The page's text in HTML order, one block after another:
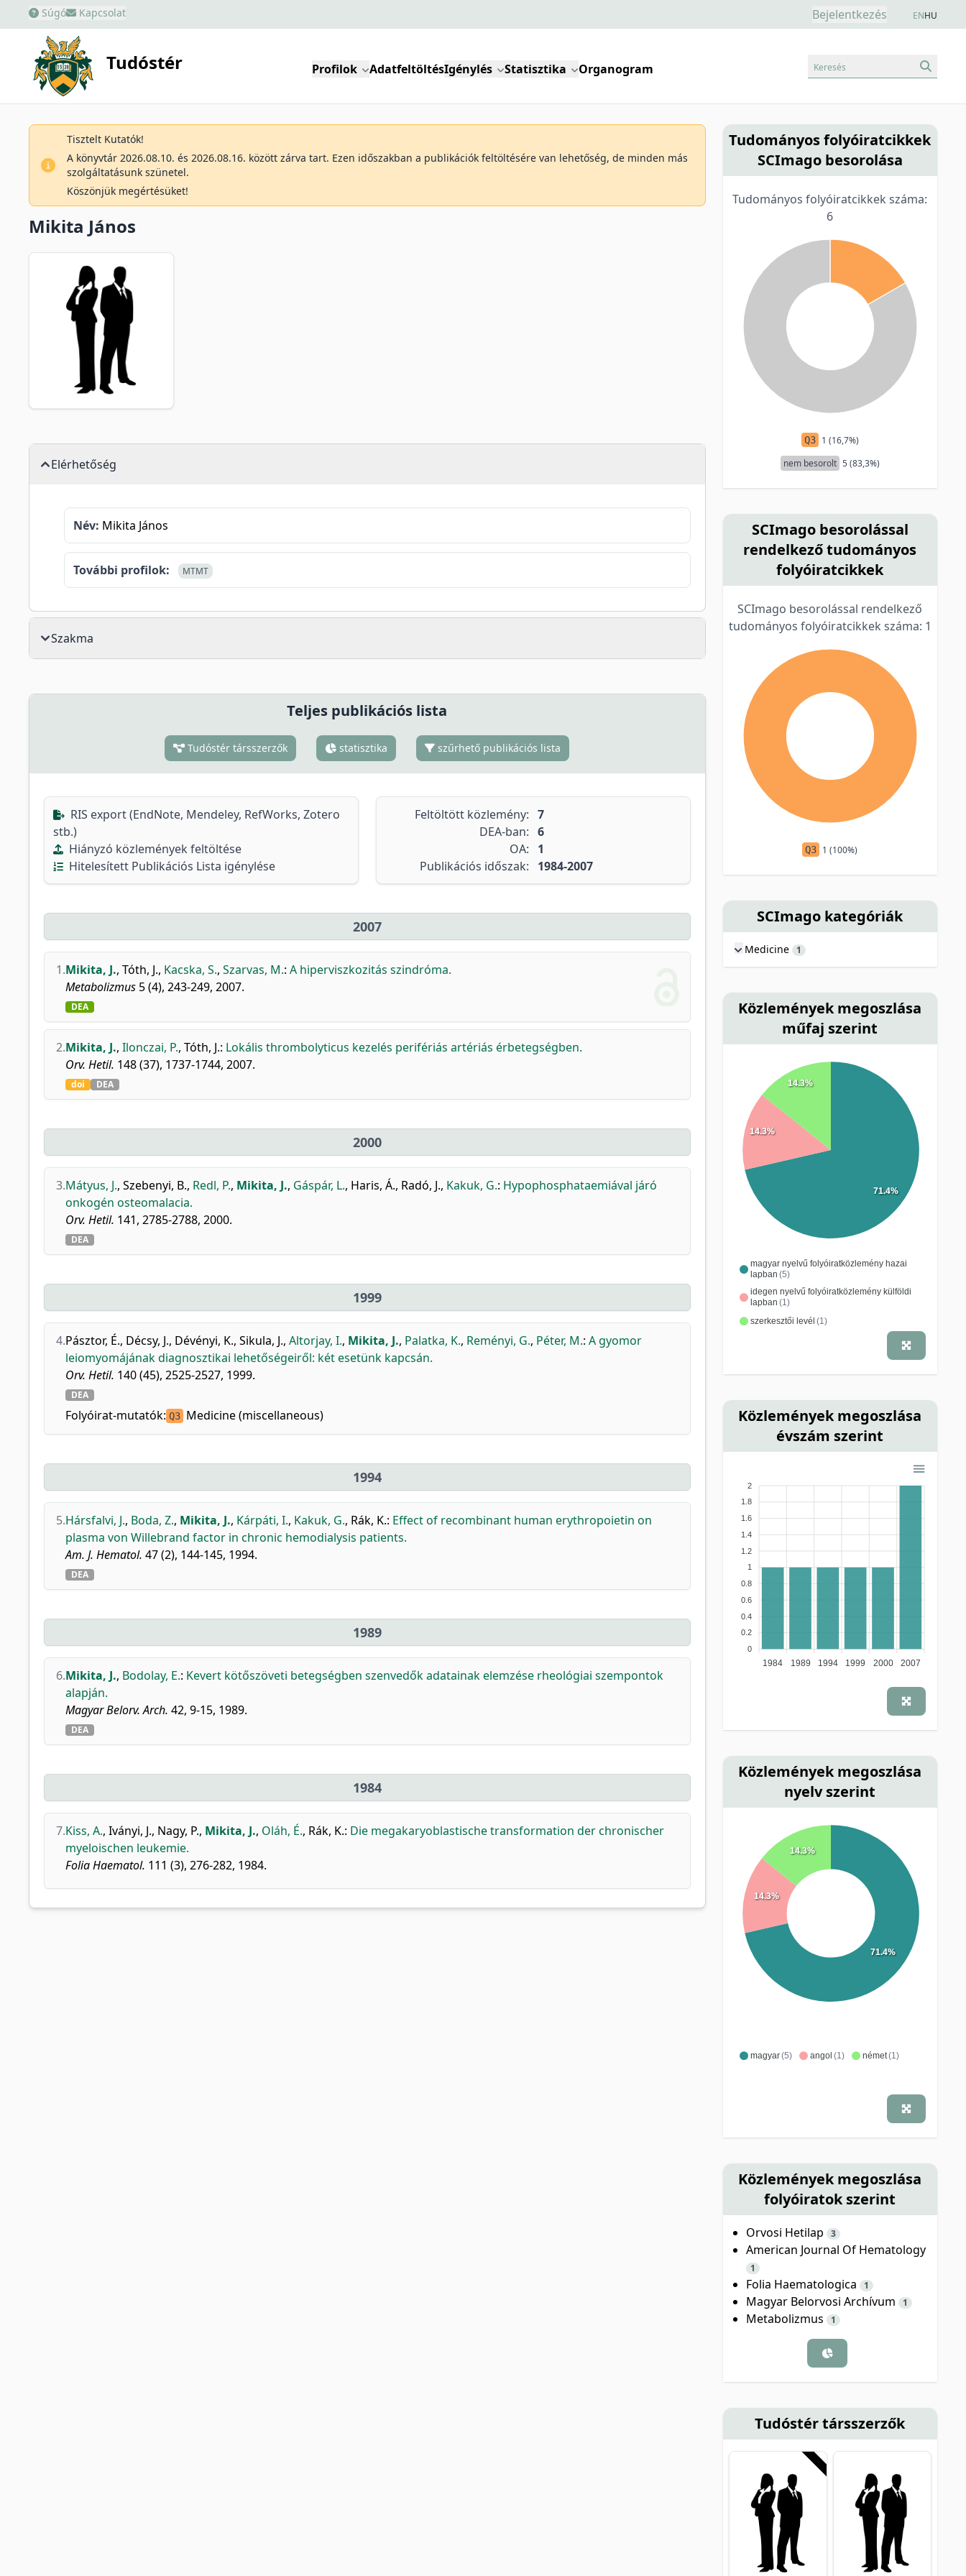
Súgó Kapcsolat Bejelentkezés ENHU
Tudóstér Profilok AdatfeltöltésIgénylés Statisztika Organogram Keresés
Tisztelt Kutatók!
A könyvtár 2026.08.10. és 2026.08.16. között zárva tart. Ezen időszakban a publikációk feltöltésére van lehetőség, de minden más
szolgáltatásunk szünetel.
Köszönjük megértésüket!
Mikita János
Elérhetőség
Név: Mikita János
További profilok: MTMT
Szakma
Teljes publikációs lista
Tudóstér társszerzők statisztika szűrhető publikációs lista
RIS export (EndNote, Mendeley, RefWorks, Zotero
stb.)
Hiányzó közlemények feltöltése
Hitelesített Publikációs Lista igénylése
Feltöltött közlemény: 7
DEA-ban: 6
OA:
1
Publikációs időszak:
1984-2007
2007
1.Mikita, J., Tóth, J., Kacska, S., Szarvas, M.: A hiperviszkozitás szindróma.
Metabolizmus 5 (4), 243-249, 2007.
DEA
2.Mikita, J., Ilonczai, P., Tóth, J.: Lokális thrombolyticus kezelés perifériás artériás érbetegségben.
Orv. Hetil. 148 (37), 1737-1744, 2007.
doi DEA
2000
3.Mátyus, J., Szebenyi, B., Redl, P., Mikita, J., Gáspár, L., Haris, Á., Radó, J., Kakuk, G.: Hypophosphataemiával járó
onkogén osteomalacia.
Orv. Hetil. 141, 2785-2788, 2000.
DEA
1999
4.Pásztor, É., Décsy, J., Dévényi, K., Sikula, J., Altorjay, I., Mikita, J., Palatka, K., Reményi, G., Péter, M.: A gyomor
leiomyomájának diagnosztikai lehetőségeiről: két esetünk kapcsán.
Orv. Hetil. 140 (45), 2525-2527, 1999.
DEA
Folyóirat-mutatók: Q3 Medicine (miscellaneous)
1994
5.Hársfalvi, J., Boda, Z., Mikita, J., Kárpáti, I., Kakuk, G., Rák, K.: Effect of recombinant human erythropoietin on
plasma von Willebrand factor in chronic hemodialysis patients.
Am. J. Hematol. 47 (2), 144-145, 1994.
DEA
1989
6.Mikita, J., Bodolay, E.: Kevert kötőszöveti betegségben szenvedők adatainak elemzése rheológiai szempontok
alapján.
Magyar Belorv. Arch. 42, 9-15, 1989.
DEA
1984
7.Kiss, A., Iványi, J., Nagy, P., Mikita, J., Oláh, É., Rák, K.: Die megakaryoblastische transformation der chronischer
myeloischen leukemie.
Folia Haematol. 111 (3), 276-282, 1984.
Tudományos folyóiratcikkek
SCImago besorolása
Tudományos folyóiratcikkek száma:
6
Q3 1 (16,7%)
nem besorolt 5 (83,3%)
SCImago besorolással
rendelkező tudományos
folyóiratcikkek
SCImago besorolással rendelkező
tudományos folyóiratcikkek száma: 1
Q3 1 (100%)
SCImago kategóriák
Medicine 1
Közlemények megoszlása
műfaj szerint
magyar nyelvű folyóiratközlemény hazai
lapban (5)
idegen nyelvű folyóiratközlemény külföldi
lapban (1)
szerkesztői levél (1)
71.4%
14.3%
14.3%
Közlemények megoszlása
évszám szerint
2
1.8
1.6
1.4
1.2
1
0.8
0.6
0.4
0.2
0
1984 1989 1994 1999 2000 2007
Közlemények megoszlása
nyelv szerint
magyar(5) angol (1) német(1)
71.4%
14.3%
14.3%
Közlemények megoszlása
folyóiratok szerint
Orvosi Hetilap 3
American Journal Of Hematology
1
Folia Haematologica 1
Magyar Belorvosi Archívum 1
Metabolizmus 1
Tudóstér társszerzők